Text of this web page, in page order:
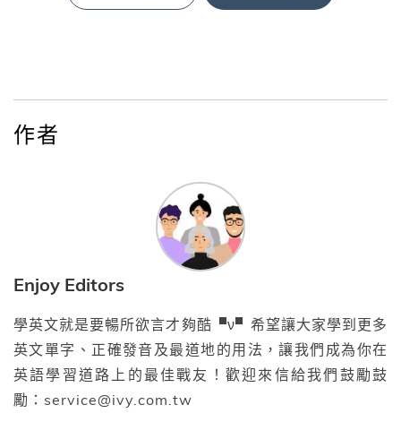
作者
Enjoy Editors
學英文就是要暢所欲言才夠酷▝ν▘希望讓大家學到更多
英文單字、正確發音及最道地的用法，讓我們成為你在
英語學習道路上的最佳戰友！歡迎來信給我們鼓勵鼓
勵：service@ivy.com.tw